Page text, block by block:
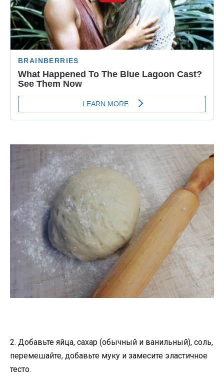
2. Добавьте яйца, сахар (обычный и ванильный), соль,
перемешайте, добавьте муку и замесите эластичное
тесто.